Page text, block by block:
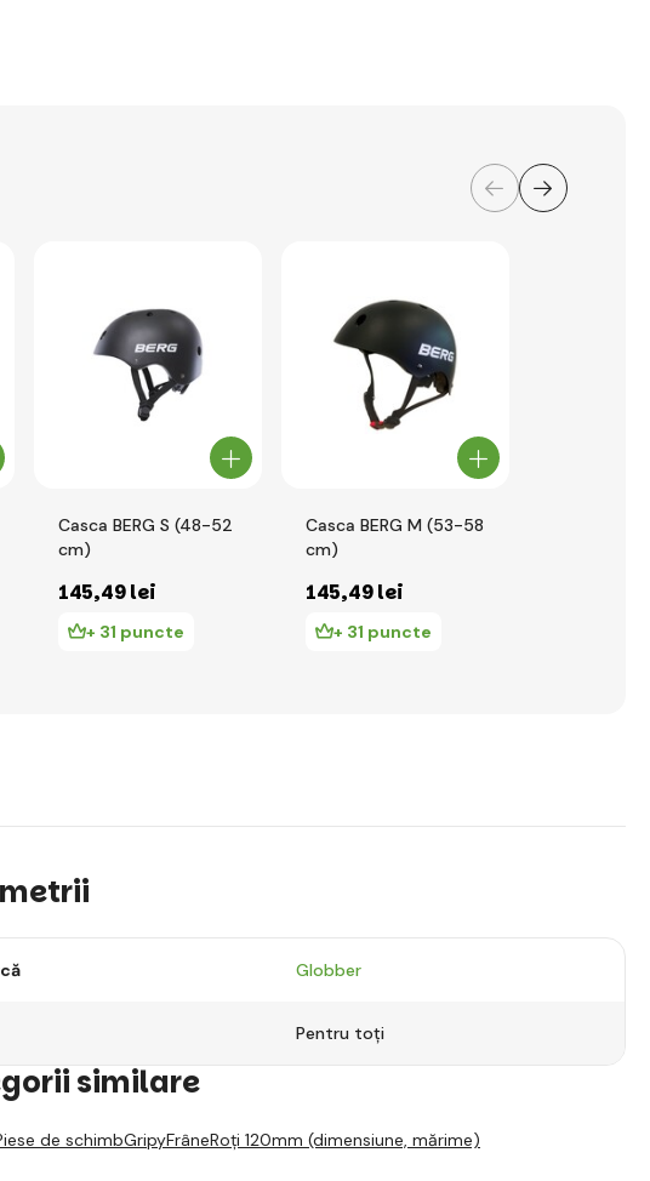
Casca BERG S (48-52
cm)
145,49 lei
+ 31 puncte
Casca BERG M (53-58
cm)
145,49 lei
+ 31 puncte
Globber
Pentru toți
similare
de schimbGripyFrâneRoți 120mm (dimensiune, mărime)